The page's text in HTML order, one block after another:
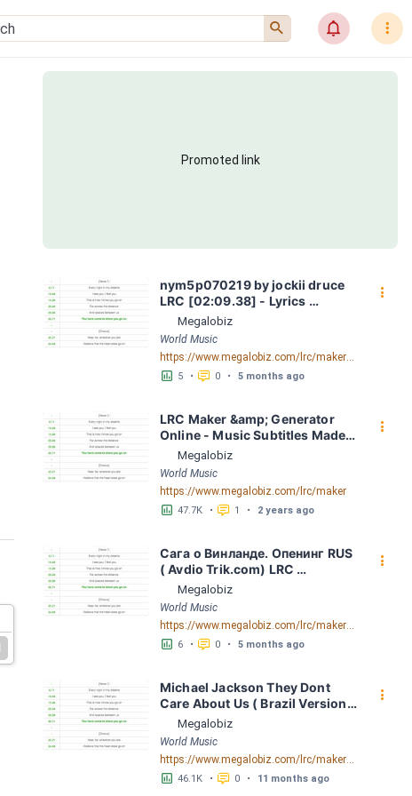
󰍉 󰂜 󰇙
Promoted link
nym5p070219 by jockii druce
LRC [02:09.38] - Lyrics
Download - Megalobiz
Megalobiz
World Music
https://www.megalobiz.com/lrc/maker/nym5p070219.56075271
󱕎 5 • 󰆉 0 • 5 months ago
󰇙
LRC Maker &amp; Generator
Online - Music Subtitles Made
Easy - Megalobiz
Megalobiz
World Music
https://www.megalobiz.com/lrc/maker
󱕎 47.7K • 󰆉 1 • 2 years ago
󰇙
Сага о Винланде. Опенинг RUS
( Avdio Trik.com) LRC
[03:07.01] - Lyrics Download -
Megalobiz
Megalobiz
World Music
https://www.megalobiz.com/lrc/maker/%D0%A1%D0%B0%D0%B3%D0%B0+%D0%BE+%D0%92%D0%B8%D0%BD%D0%BB%D0%B0%D0%BD%D0%B4%D0%B5.+%D0%9E%D0%BF%D0%B5%D0%BD%D0%B8%D0%BD%D0%B3+RUS+(AvdioTrik.com).55357029
󱕎 6 • 󰆉 0 • 5 months ago
󰇙
Michael Jackson They Dont
Care About Us ( Brazil Version)
( Official Video) by Michael
Jackson LRC [04:41.68] -
Lyrics Download - Megalobiz
Megalobiz
World Music
https://www.megalobiz.com/lrc/maker/Michael+Jackson+-+They+Dont+Care+About+Us+(Brazil+Version)+(Official+Video).54936357
󱕎 46.1K • 󰆉 0 • 11 months ago
󰇙